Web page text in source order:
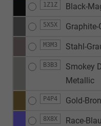
1Z1Z Black-
5X5X
M3M3 Stahl-
B3B3
Smokey
Metallic
P4P4 Gold-
8X8X Race-